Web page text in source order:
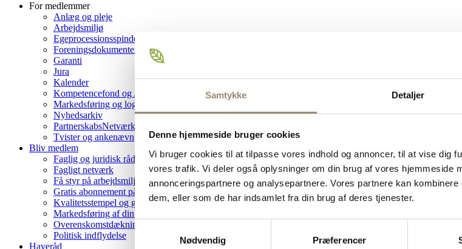
Samtykke Detaljer
Denne hjemmeside bruger cookies
Vi bruger cookies til at tilpasse vores indhold og annoncer, til at vise dig
vores trafik. Vi deler også oplysninger om din brug af vores hjemmeside
annonceringspartnere og analysepartnere. Vores partnere kan
dem, eller som de har indsamlet fra din brug af deres tjenester.
Samtykkevalg
Nødvendig
Præferencer
For medlemmer
Anlæg og pleje
Arbejdsmiljø
Egeprocessionsspinder
Foreningsdokumenter
Garanti
Jura
Kalender
Kompetencefond og Amu
Markedsføring og logo
Nyhedsarkiv
PartnerskabsNetværk
Tvister og ankenævn
Bliv medlem
Faglig og juridisk rådgivning
Fagligt netværk
Få styr på arbejdsmiljøet
Gratis abonnement på Grønt Miljø
Kvalitetsstempel og garantiordning
Markedsføring af din virksomhed
Overenskomstdækning
Politisk indflydelse
Haveråd